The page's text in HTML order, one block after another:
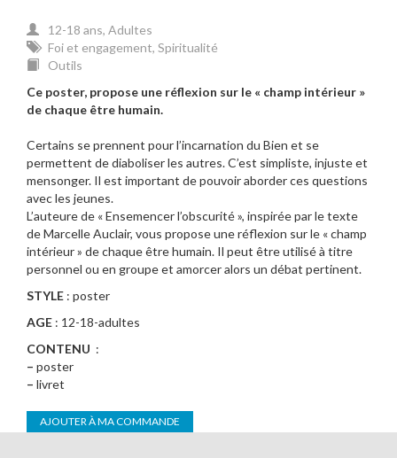
12-18 ans, Adultes
Foi et engagement, Spiritualité
Outils
Ce poster, propose une réflexion sur le « champ intérieur »
de chaque être humain.
Certains se prennent pour l’incarnation du Bien et se
permettent de diaboliser les autres. C’est simpliste, injuste et
mensonger. Il est important de pouvoir aborder ces questions
avec les jeunes.
L’auteure de « Ensemencer l’obscurité », inspirée par le texte
de Marcelle Auclair, vous propose une réflexion sur le « champ
intérieur » de chaque être humain. Il peut être utilisé à titre
personnel ou en groupe et amorcer alors un débat pertinent.
STYLE : poster
AGE : 12-18-adultes
CONTENU :
– poster
– livret
AJOUTER À MA COMMANDE